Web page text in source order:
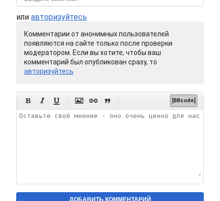
или авторизуйтесь
Комментарии от анонимных пользователей
появляются на сайте только после проверки
модератором. Если вы хотите, чтобы ваш
комментарий был опубликован сразу, то
авторизуйтесь
      [BBcode]